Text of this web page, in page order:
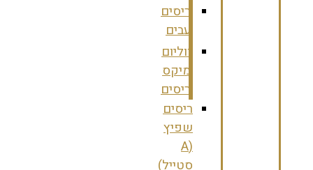
ריסים
עבים
ווליום
מיקס
ריסים
ריסים
שפיץ
(A
סטייל)